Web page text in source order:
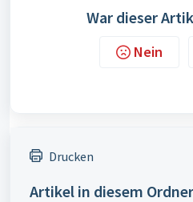
War dieser
Nein
Drucken
Artikel in diesem